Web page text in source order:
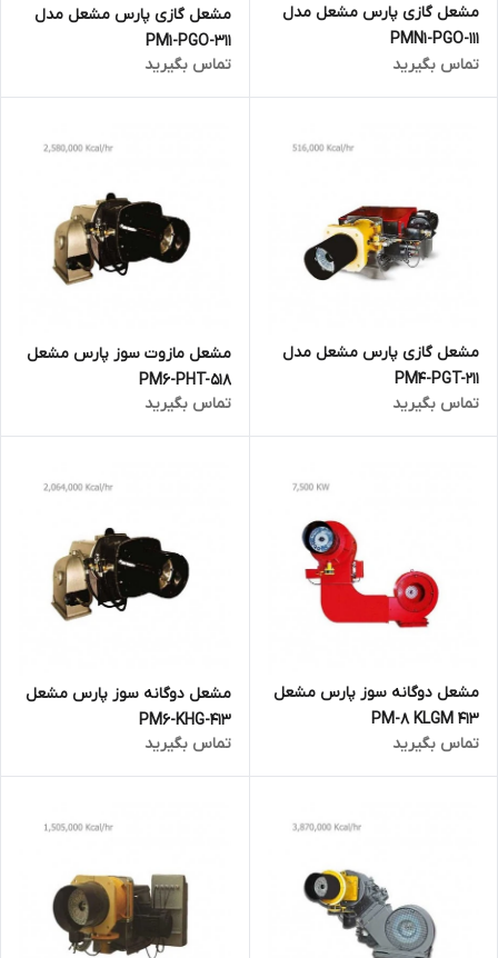
مشعل گازی پارس مشعل مدل
PMN1-PGO-111
تماس بگیرید
مشعل گازی پارس مشعل مدل
PM1-PGO-311
تماس بگیرید
مشعل گازی پارس مشعل مدل
PM4-PGT-211
تماس بگیرید
مشعل مازوت سوز پارس مشعل
PM6-PHT-518
تماس بگیرید
مشعل دوگانه سوز پارس مشعل
PM-8 KLGM 413
تماس بگیرید
مشعل دوگانه سوز پارس مشعل
PM6-KHG-413
تماس بگیرید